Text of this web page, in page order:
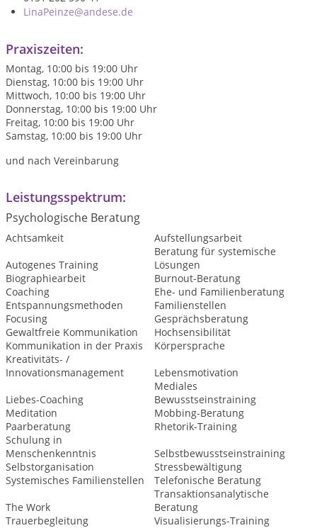
LinaPeinze@andese.de
Praxiszeiten:
Montag, 10:00 bis 19:00 Uhr
Dienstag, 10:00 bis 19:00 Uhr
Mittwoch, 10:00 bis 19:00 Uhr
Donnerstag, 10:00 bis 19:00 Uhr
Freitag, 10:00 bis 19:00 Uhr
Samstag, 10:00 bis 19:00 Uhr
und nach Vereinbarung
Leistungsspektrum:
Psychologische Beratung
Achtsamkeit
Aufstellungsarbeit
Autogenes Training
Beratung für systemische
Lösungen
Biographiearbeit
Burnout-Beratung
Coaching
Ehe- und Familienberatung
Entspannungsmethoden
Familienstellen
Focusing
Gesprächsberatung
Gewaltfreie Kommunikation
Hochsensibilität
Kommunikation in der Praxis
Körpersprache
Kreativitäts- /
Innovationsmanagement
Lebensmotivation
Liebes-Coaching
Mediales
Bewusstseinstraining
Meditation
Mobbing-Beratung
Paarberatung
Rhetorik-Training
Schulung in
Menschenkenntnis
Selbstbewusstseinstraining
Selbstorganisation
Stressbewältigung
Systemisches Familienstellen
Telefonische Beratung
The Work
Transaktionsanalytische
Beratung
Trauerbegleitung
Visualisierungs-Training